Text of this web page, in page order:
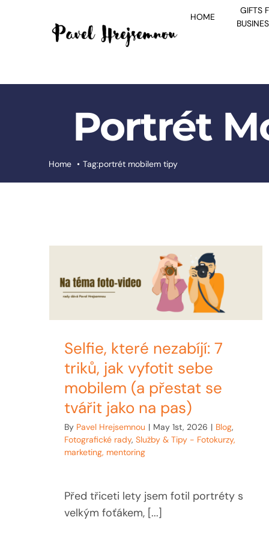
HOME
GIFTS
Portrét
Home Tag:portrét mobilem tipy
Selfie, které nezabíjí: 7
triků, jak vyfotit sebe
mobilem (a přestat se
tvářit jako na pas)
By Pavel Hrejsemnou | May 1st, 2026 | Blog,
Fotografické rady,Služby & Tipy - Fotokurzy,
marketing, mentoring
Před třiceti lety jsem fotil portréty s
velkým foťákem, [...]